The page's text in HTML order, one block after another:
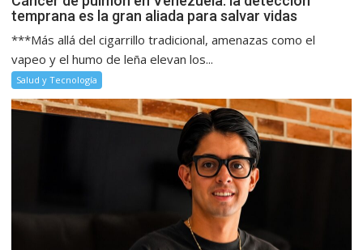
temprana es la gran aliada para salvar vidas
***Más allá del cigarrillo tradicional, amenazas como el
vapeo y el humo de leña elevan los...
Salud y Tecnología